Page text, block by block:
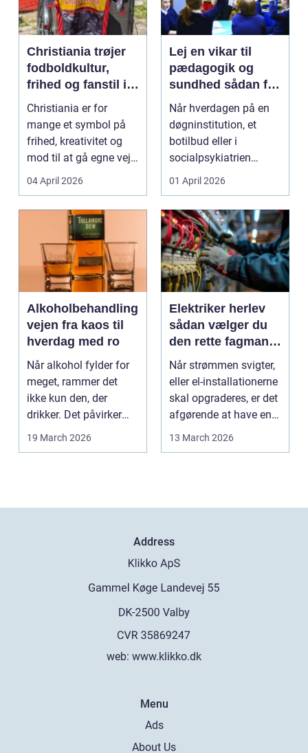
Christiania trøjer
fodboldkultur,
frihed og fanstil i
ét
Christiania er for
mange et symbol på
frihed, kreativitet og
mod til at gå egne veje.
Den samme ånd ...
04 April 2026
Lej en vikar til
pædagogik og
sundhed sådan får
du den rette hjælp
Når hverdagen på en
døgninstitution, et
botilbud eller i
socialpsykiatrien
pludselig ændrer sig,
01 April 2026
Alkoholbehandling
vejen fra kaos til
hverdag med ro
Når alkohol fylder for
meget, rammer det
ikke kun den, der
drikker. Det påvirker
også familie, arbej...
19 March 2026
Elektriker herlev
sådan vælger du
den rette fagmand
til dine el-opgaver
Når strømmen svigter,
eller el-installationerne
skal opgraderes, er det
afgørende at have en
pålidel...
13 March 2026
Address
web: www.klikko.dk
Menu
Ads
About Us